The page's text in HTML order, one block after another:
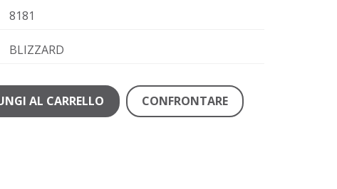
8181
BLIZZARD
AL CARRELLO CONFRONTARE